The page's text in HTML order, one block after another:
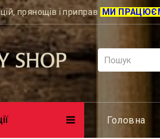
прянощів і приправ МИ
Головна